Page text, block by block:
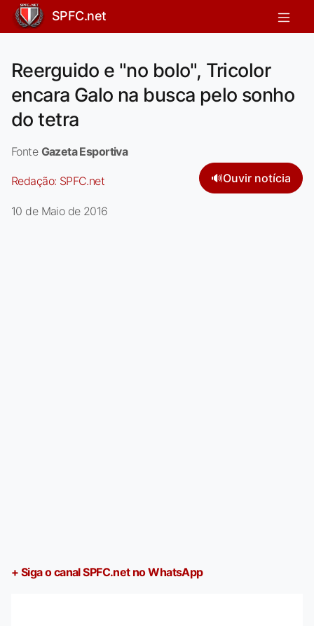
SPFC.net
Reerguido e "no bolo", Tricolor
encara Galo na busca pelo sonho
do tetra
Fonte Gazeta Esportiva
Redação: SPFC.net 🔊Ouvir notícia
10 de Maio de 2016
+ Siga o canal SPFC.net no WhatsApp